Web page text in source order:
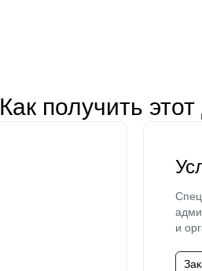
Как получить
и